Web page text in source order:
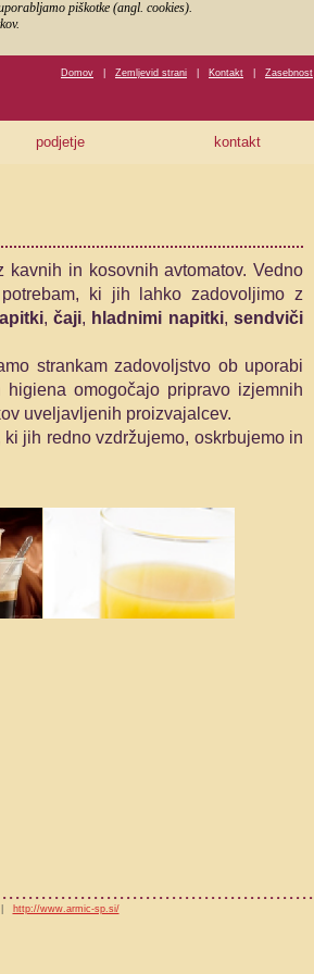
piškotke (angl. cookies).
kavnih in kosovnih avtomatov. Vedno
ki jih lahko zadovoljimo z
, čaji, hladnimi napitki, sendviči
strankam zadovoljstvo ob uporabi
omogočajo pripravo izjemnih
uveljavljenih proizvajalcev.
jih redno vzdržujemo, oskrbujemo in
| http://www.armic-sp.si/
podjetje kontakt
Domov Zemljevid strani Kontakt Zasebnost